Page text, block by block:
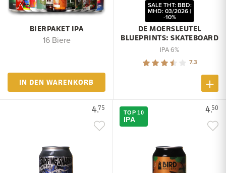
BIERPAKET IPA
16 Biere
IN DEN WARENKORB
DE MOERSLEUTEL
BLUEPRINTS: SKATEBOARD
SALE THT: BBD:
MHD: 03/2026 |
-10%
IPA 6%
7.3
4.75 4.50
TOP 10
IPA